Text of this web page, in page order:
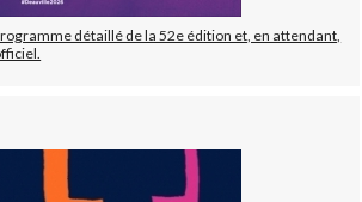
détaillé de la 52e édition et, en attendant,